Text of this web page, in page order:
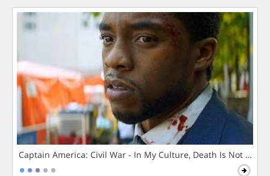
Captain America: Civil War - In My Culture, Death Is Not The